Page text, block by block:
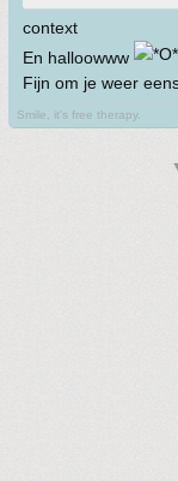
context
En halloowww
Fijn om je weer
Smile, it's free therapy.